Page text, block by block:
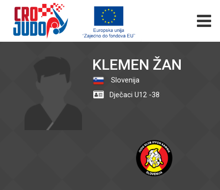
KLEMEN ŽAN
Slovenija
Dječaci U12 -38